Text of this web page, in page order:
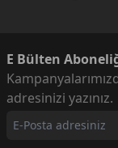
E Bülten
adresinizi yazınız.